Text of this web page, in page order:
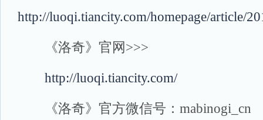
http://luoqi.tiancity.com/homepage/article/
《洛奇》官网>>>
http://luoqi.tiancity.com/
《洛奇》官方微信号：mabinogi_cn